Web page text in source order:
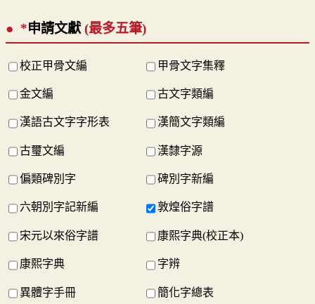
*申請文獻 (最多五筆)
校正甲骨文編 甲骨文字集釋
金文編 古文字類編
漢語古文字字形表 漢簡文字類編
古璽文編 漢隸字源
偏類碑別字 碑別字新編
六朝別字記新編 敦煌俗字譜
宋元以來俗字譜 康熙字典(校正本)
康熙字典 字辨
異體字手冊 簡化字總表